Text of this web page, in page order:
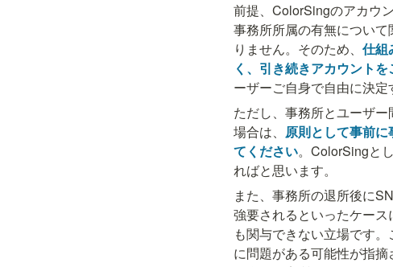
前提、ColorSingのアカウ
事務所所属の有無につい
りません。そのため、 仕組
く、引き続きアカウント
ーザーご自身で自由に決定
ただし、事務所とユーザ
場合は、 原則として事前
てください。ColorSingと
ればと思います。
また、事務所の退所後に
強要されるといったケー
も関与できない立場です
に問題がある可能性が指